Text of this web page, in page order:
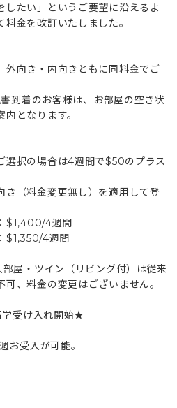
したい」というご要望に沿えるよ
金を改訂いたしました。
外向き・内向きともに同料金でご
到着のお客様は、お部屋の空き状
となります。
選択の場合は4週間で$50のプラス
き（料金変更無し）を適用して登
$1,400/4週間
$1,350/4週間
屋・ツイン（リビング付）は従来
、料金の変更はございません。
受け入れ開始★
お受入が可能。